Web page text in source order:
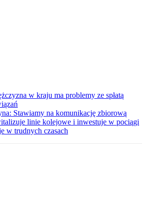
w kraju ma problemy ze spłatą
Stawiamy na komunikację zbiorową
linie kolejowe i inwestuje w pociągi
w trudnych czasach